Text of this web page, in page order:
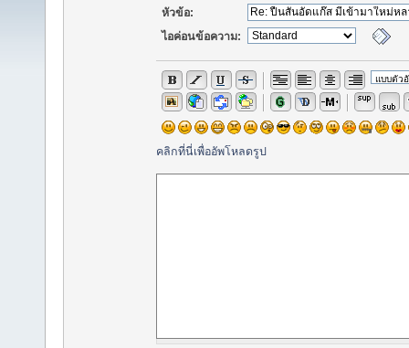
หัวข้อ:
ไอค่อนข้อความ:
คลิกที่นี่เพื่ออัพโหลดรูป